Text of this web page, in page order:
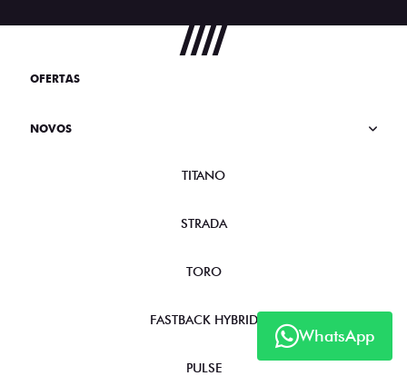
WhatsApp
OFERTAS
NOVOS
TITANO
STRADA
TORO
FASTBACK HYBRID
PULSE